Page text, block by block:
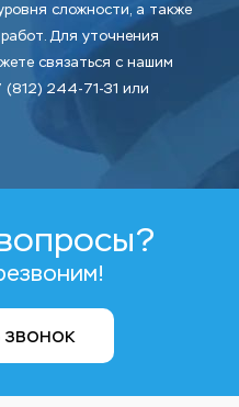
сложности, а также
Для уточнения
связаться с нашим
(812) 244-71-31 или
звонок